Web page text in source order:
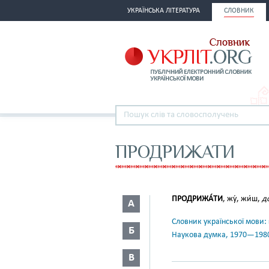
УКРАЇНСЬКА ЛІТЕРАТУРА СЛОВНИК
ПРОДРИЖАТИ
А
Б
В
ПРОДРИЖА́ТИ, жу́, жи́ш,
Словник української
Наукова думка,